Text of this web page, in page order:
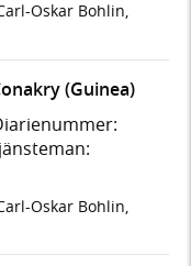
Oskar Bohlin,
(Guinea)
Oskar Bohlin,